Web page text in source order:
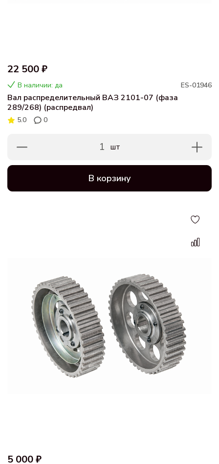
22 500 ₽
В наличии: да ES-01946
Вал распределительный ВАЗ 2101-07 (фаза
289/268) (распредвал)
5.0 0
1 шт
В корзину
5 000 ₽